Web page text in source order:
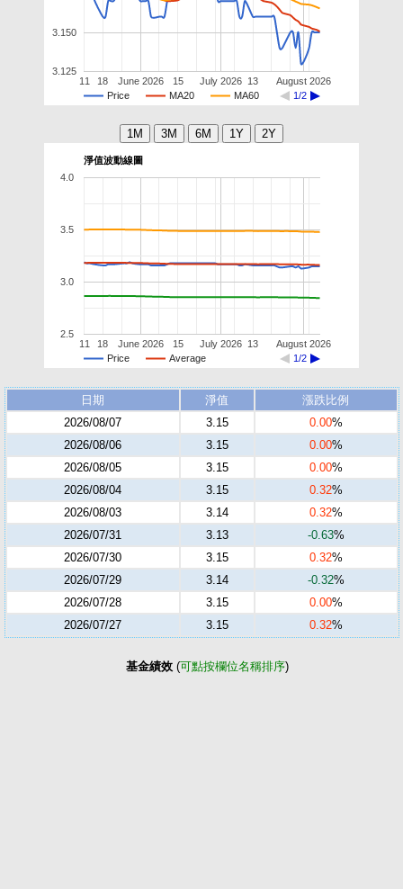
Price MA20 MA60 1/2
June 2026 July 2026 August 2026
11 18 15 13
3.125
3.150
淨值波動線圖
Price Average 1/2
June 2026 July 2026 August 2026
11 18 15 13
2.5
3.0
3.5
4.0
日期 淨值
漲跌比例
2026/08/07
3.15 0.00%
2026/08/06
3.15 0.00%
2026/08/05
3.15 0.00%
2026/08/04
3.15 0.32%
2026/08/03
3.14 0.32%
2026/07/31
3.13 -0.63%
2026/07/30
3.15 0.32%
2026/07/29
3.14 -0.32%
2026/07/28
3.15 0.00%
2026/07/27
3.15 0.32%
基金績效(可點按欄位名稱排序)